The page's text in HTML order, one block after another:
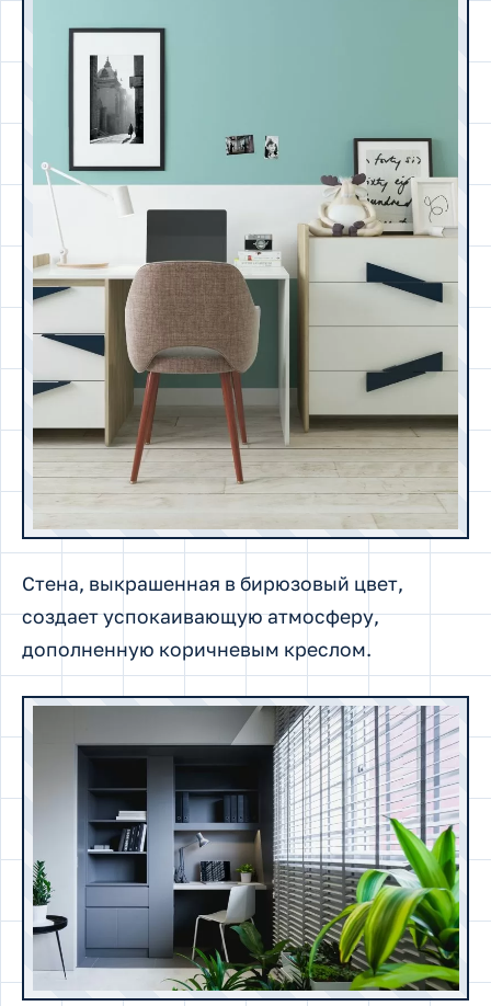
Стена, выкрашенная в бирюзовый цвет,
создает успокаивающую атмосферу,
дополненную коричневым креслом.